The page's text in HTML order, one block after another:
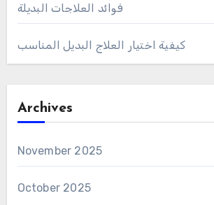
فوائد العلاجات البديلة
كيفية اختيار العلاج البديل المناسب
Archives
November 2025
October 2025